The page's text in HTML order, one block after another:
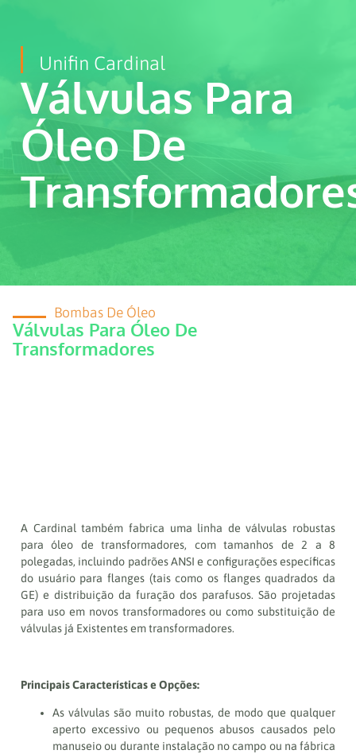
Unifin Cardinal
Válvulas Para
Óleo De
Bombas De Óleo
Válvulas Para Óleo De
Transformadores
A Cardinal também fabrica uma linha de válvulas robustas
para óleo de transformadores, com tamanhos de 2 a 8
polegadas, incluindo padrões ANSI e configurações específicas
do usuário para flanges (tais como os flanges quadrados da
GE) e distribuição da furação dos parafusos. São projetadas
para uso em novos transformadores ou como substituição de
válvulas já Existentes em transformadores.
Principais Características e Opções:
As válvulas são muito robustas, de modo que qualquer
aperto excessivo ou pequenos abusos causados pelo
manuseio ou durante instalação no campo ou na fábrica